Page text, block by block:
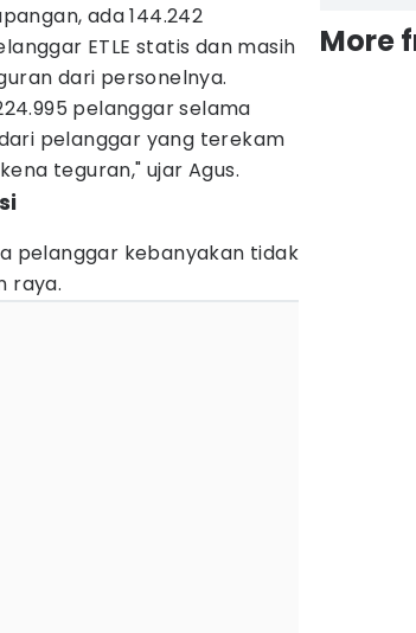
ada 144.242
ETLE statis dan masih
dari personelnya.
pelanggar selama
pelanggar yang terekam
teguran," ujar Agus.
pelanggar kebanyakan tidak
raya.
More